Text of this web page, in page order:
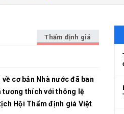
Thẩm định giá
cơ bản Nhà nước đã ban
tương thích với thông lệ
Hội Thẩm định giá Việt